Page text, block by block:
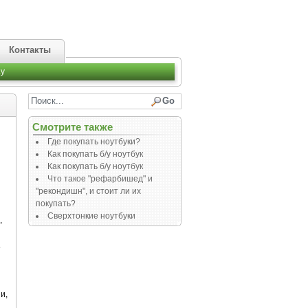
Контакты
Смотрите также
Где покупать ноутбуки?
Как покупать б/у ноутбук
Как покупать б/у ноутбук
Что такое "рефарбишед" и
"рекондишн", и стоит ли их
покупать?
Сверхтонкие ноутбуки